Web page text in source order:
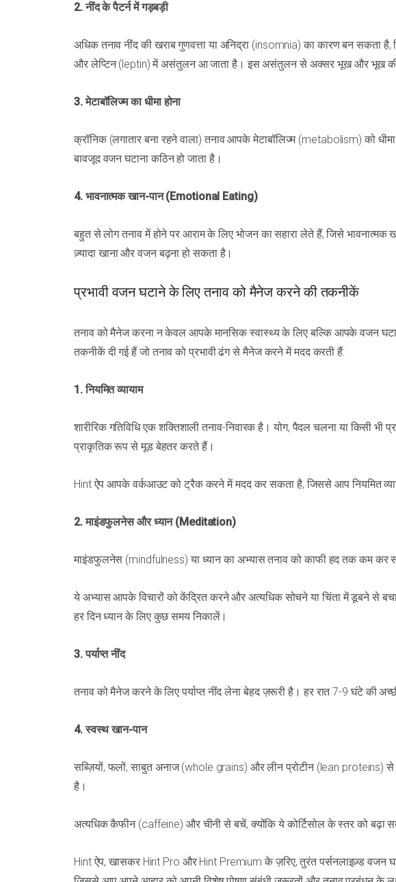
2. नींद के पैटर्न में गड़बड़ी
अधिक तनाव नींद की खराब गुणवत्ता या अनिद्रा (insomnia) का कारण बन सकता
और लेप्टिन (leptin) में असंतुलन आ जाता है। इस असंतुलन से अक्सर भूख और भूख की
3. मेटाबॉलिज्म का धीमा होना
क्रॉनिक (लगातार बना रहने वाला) तनाव आपके मेटाबॉलिज्म (metabolism) को
बावजूद वजन घटाना कठिन हो जाता है।
4. भावनात्मक खान-पान (Emotional Eating)
बहुत से लोग तनाव में होने पर आराम के लिए भोजन का सहारा लेते हैं, जिसे
ज़्यादा खाना और वजन बढ़ना हो सकता है।
प्रभावी वजन घटाने के लिए तनाव को मैनेज करने की तकनीकें
तनाव को मैनेज करना न केवल आपके मानसिक स्वास्थ्य के लिए बल्कि आपके वजन
तकनीकें दी गई हैं जो तनाव को प्रभावी ढंग से मैनेज करने में मदद करती हैं:
1. नियमित व्यायाम
शारीरिक गतिविधि एक शक्तिशाली तनाव-निवारक है। योग, पैदल चलना या किसी भी
प्राकृतिक रूप से मूड बेहतर करते हैं।
Hint ऐप आपके वर्कआउट को ट्रैक करने में मदद कर सकता है, जिससे आप नियमित
2. माइंडफुलनेस और ध्यान (Meditation)
माइंडफुलनेस (mindfulness) या ध्यान का अभ्यास तनाव को काफी हद तक कम कर
ये अभ्यास आपके विचारों को केंद्रित करने और अत्यधिक सोचने या चिंता में डूबने से
हर दिन ध्यान के लिए कुछ समय निकालें।
3. पर्याप्त नींद
तनाव को मैनेज करने के लिए पर्याप्त नींद लेना बेहद ज़रूरी है। हर रात 7-9 घंटे की
4. स्वस्थ खान-पान
सब्ज़ियों, फलों, साबुत अनाज (whole grains) और लीन प्रोटीन (lean proteins)
है।
अत्यधिक कैफीन (caffeine) और चीनी से बचें, क्योंकि ये कोर्टिसोल के स्तर को बढ़ा
Hint ऐप, खासकर Hint Pro और Hint Premium के ज़रिए, तुरंत पर्सनलाइज़्ड वजन